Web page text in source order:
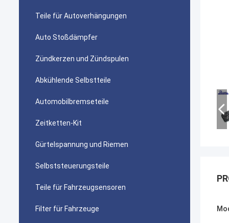
Teile für Autoverhängungen
Auto Stoßdämpfer
Zündkerzen und Zündspulen
Abkühlende Selbstteile
Automobilbremseteile
Zeitketten-Kit
Gürtelspannung und Riemen
Selbststeuerungsteile
Teile für Fahrzeugsensoren
Filter für Fahrzeuge